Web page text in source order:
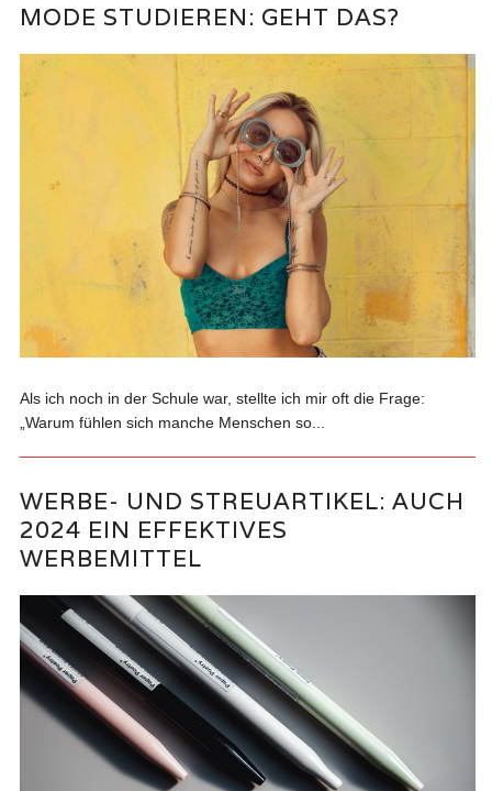
MODE STUDIEREN: GEHT DAS?
Als ich noch in der Schule war, stellte ich mir oft die Frage:
„Warum fühlen sich manche Menschen so...
WERBE- UND STREUARTIKEL: AUCH
2024 EIN EFFEKTIVES
WERBEMITTEL